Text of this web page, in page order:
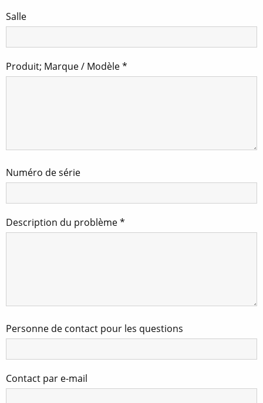
Salle
Produit; Marque / Modèle*
Numéro de série
Description du problème*
Personne de contact pour les questions
Contact par e-mail